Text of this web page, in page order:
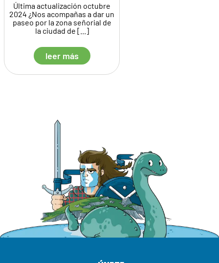
Última actualización octubre
2024 ¿Nos acompañas a dar un
paseo por la zona señorial de
la ciudad de [...]
leer más